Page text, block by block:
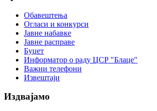
Обавештења
Огласи и конкурси
Јавне набавке
Јавне расправе
Буџет
Информатор о раду ЦСР "Блаце"
Важни телефони
Извештаји
Издвајамо